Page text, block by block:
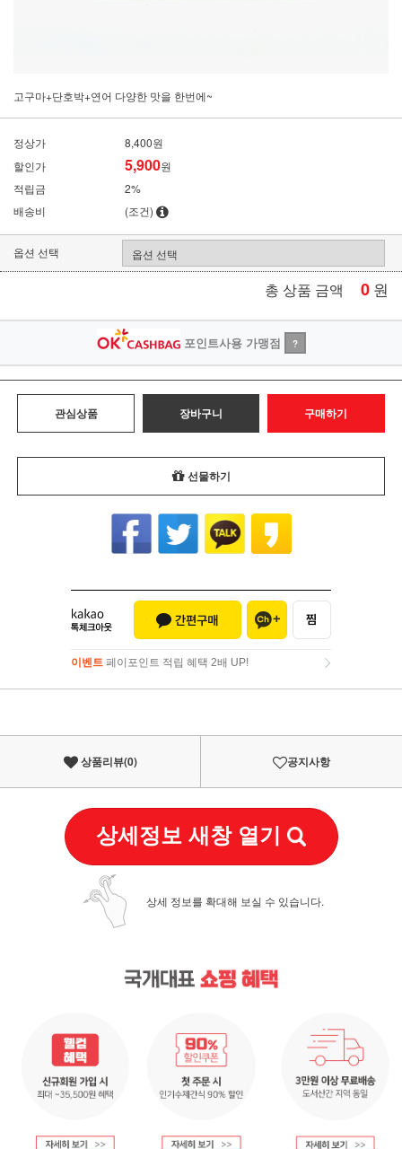
고구마+단호박+연어 다양한 맛을 한번에~
정상가
8,400원
할인가
5,900원
적립금
2%
배송비
(조건)
옵션 선택
총 상품 금액 0 원
포인트사용 가맹점 ?
관심상품 장바구니 구매하기
선물하기
이벤트 페이포인트 적립 혜택 2배 UP!
이벤트페이포인트 적립 혜택 2배 UP!
상품리뷰(0) 공지사항
상세정보 새창 열기
상세 정보를 확대해 보실 수 있습니다.